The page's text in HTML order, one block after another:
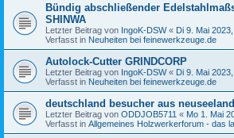
Bündig abschließender
SHINWA
Letzter Beitrag von IngoK-DSW« Di 9. Mai
Verfasst in Neuheiten bei feinewerkzeuge.de
Autolock-Cutter GRINDCORP
Letzter Beitrag von IngoK-DSW« Di 9. Mai
Verfasst in Neuheiten bei feinewerkzeuge.de
deutschland besucher aus neuseeland
Letzter Beitrag von ODDJOB5711 « Mo 1. Mai
Verfasst in Allgemeines Holzwerkerforum - das